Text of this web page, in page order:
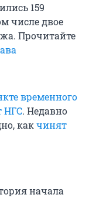
159
числе двое
Прочитайте
временного
НГС. Недавно
какчинят
начала